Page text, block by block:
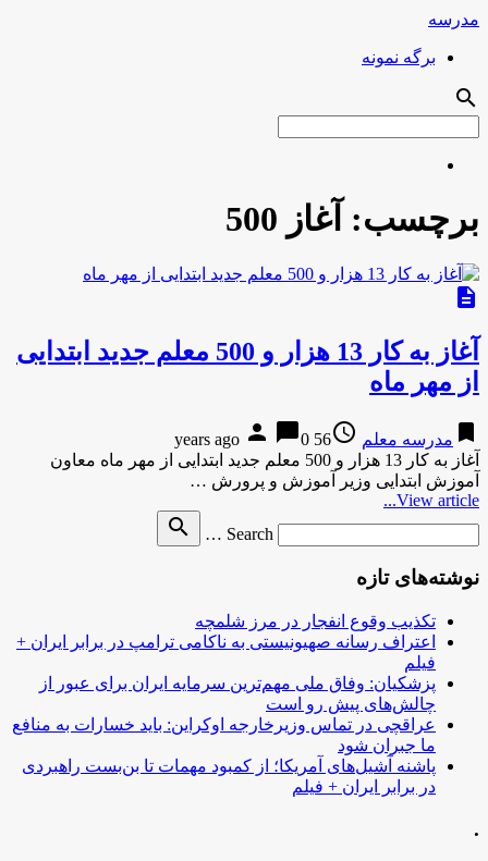
مدرسه
برگه نمونه
search
برچسب: آغاز 500
description
آغاز به کار 13 هزار و 500 معلم جدید ابتدایی
از مهر ماه
bookmark مدرسه معلم access_time
56 years ago
person chat_bubble0
آغاز به کار 13 هزار و 500 معلم جدید ابتدایی از مهر ماه معاون
آموزش ابتدایی وزیر آموزش و پرورش …
View article...
Search …
search
نوشته‌های تازه
تکذیب وقوع انفجار در مرز شلمچه
اعتراف رسانه صهیونیستی به ناکامی ترامپ در برابر ایران +
فیلم
پزشکیان: وفاق ملی مهم‌ترین سرمایه ایران برای عبور از
چالش‌های پیش رو است
عراقچی در تماس وزیرخارجه اوکراین: باید خسارات به منافع
ما جبران شود
پاشنه آشیل‌های آمریکا؛ از کمبود مهمات تا بن‌بست راهبردی
در برابر ایران + فیلم
.